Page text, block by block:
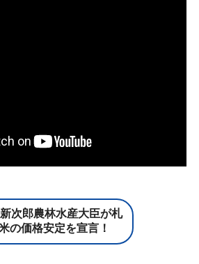
次郎農林水産大臣が札
の価格安定を宣言！